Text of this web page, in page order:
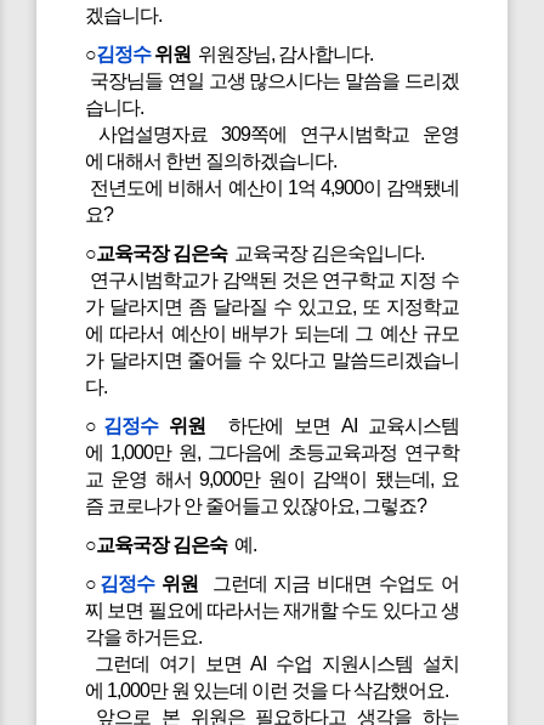
겠습니다.
○김정수위원 위원장님, 감사합니다.
국장님들 연일 고생 많으시다는 말씀을 드리겠
습니다.
사업설명자료 309쪽에 연구시범학교 운영
에 대해서 한번 질의하겠습니다.
전년도에 비해서 예산이 1억 4,900이 감액됐네
요?
○교육국장 김은숙교육국장 김은숙입니다.
연구시범학교가 감액된 것은 연구학교 지정 수
가 달라지면 좀 달라질 수 있고요, 또 지정학교
에 따라서 예산이 배부가 되는데 그 예산 규모
가 달라지면 줄어들 수 있다고 말씀드리겠습니
다.
○ 김정수위원
하단에 보면 AI 교육시스템
에 1,000만 원, 그다음에 초등교육과정 연구학
교 운영 해서 9,000만 원이 감액이 됐는데, 요
즘 코로나가 안 줄어들고 있잖아요, 그렇죠?
○교육국장 김은숙예.
○ 김정수위원
그런데 지금 비대면 수업도 어
찌 보면 필요에 따라서는 재개할 수도 있다고 생
각을 하거든요.
그런데 여기 보면 AI 수업 지원시스템 설치
에 1,000만 원 있는데 이런 것을 다 삭감했어요.
앞으로 본 위원은 필요하다고 생각을 하는